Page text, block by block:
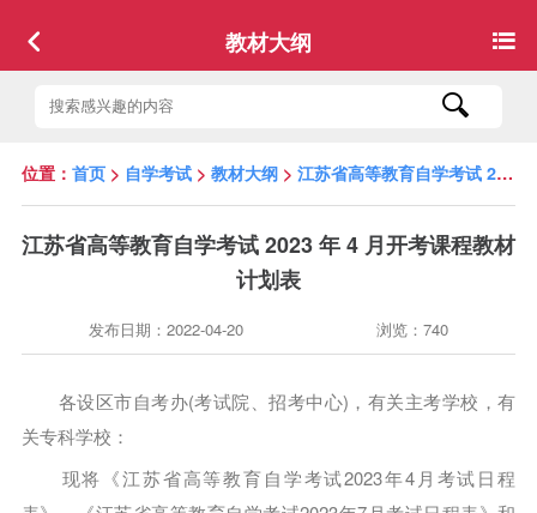
教材大纲
位置： 首页> 自学考试> 教材大纲> 江苏省高等教育自学考试 2023 年 4 月开考课程教材计划表
江苏省高等教育自学考试 2023 年 4 月开考课程教材
计划表
发布日期：2022-04-20 浏览：740
各设区市自考办(考试院、招考中心)，有关主考学校，有
关专科学校：
现将《江苏省高等教育自学考试2023年4月考试日程